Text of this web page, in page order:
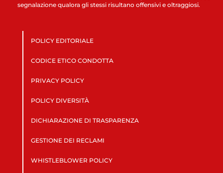
segnalazione qualora gli stessi risultano offensivi e oltraggiosi.
POLICY EDITORIALE
CODICE ETICO CONDOTTA
PRIVACY POLICY
POLICY DIVERSITÀ
DICHIARAZIONE DI TRASPARENZA
GESTIONE DEI RECLAMI
WHISTLEBLOWER POLICY